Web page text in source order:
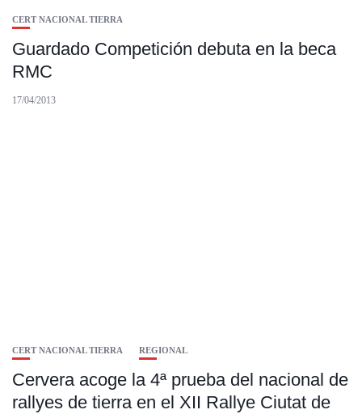
CERT NACIONAL TIERRA
Guardado Competición debuta en la beca
RMC
17/04/2013
CERT NACIONAL TIERRA REGIONAL
Cervera acoge la 4ª prueba del nacional de
rallyes de tierra en el XII Rallye Ciutat de